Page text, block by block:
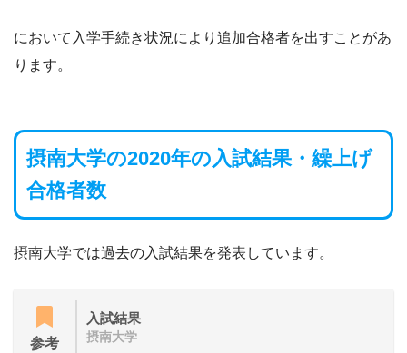
において入学手続き状況により追加合格者を出すことがあ
ります。
摂南大学の2020年の入試結果・繰上げ
合格者数
摂南大学では過去の入試結果を発表しています。
参考
入試結果
摂南大学